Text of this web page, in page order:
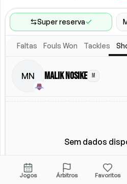
Super reserva
Faixa de jogos
Faltas Fouls Won Tackles
MN Malik Nosike M
Sem dados
Jogos Árbitros Favoritos